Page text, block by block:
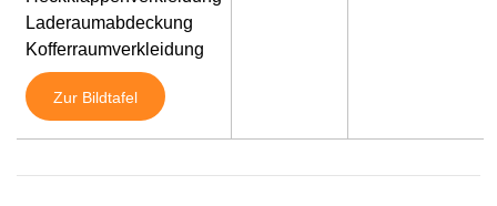
Laderaumabdeckung
Kofferraumverkleidung
Zur Bildtafel